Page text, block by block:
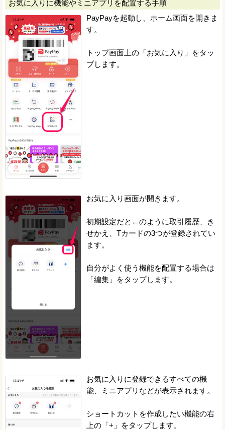
お気に入りに機能やミニアプリを配置する手順
PayPayを起動し、ホーム画面を開きま
す。
トップ画面上の「お気に入り」をタッ
プします。
お気に入り画面が開きます。
初期設定だと←のように取引履歴、き
せかえ、Tカードの3つが登録されてい
ます。
自分がよく使う機能を配置する場合は
「編集」をタップします。
お気に入りに登録できるすべての機
能、ミニアプリなどが表示されます。
ショートカットを作成したい機能の右
上の「+」をタップします。